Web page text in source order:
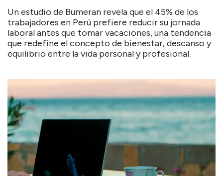
Un estudio de Bumeran revela que el 45% de los
trabajadores en Perú prefiere reducir su jornada
laboral antes que tomar vacaciones, una tendencia
que redefine el concepto de bienestar, descanso y
equilibrio entre la vida personal y profesional.